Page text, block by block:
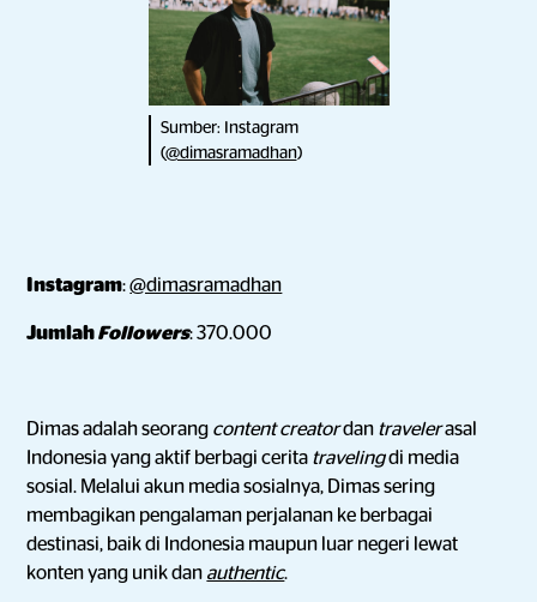
Sumber: Instagram
(@dimasramadhan)
Instagram:@dimasramadhan
JumlahFollowers: 370.000
Dimas adalah seorang content creatordan travelerasal
Indonesia yang aktif berbagi cerita travelingdi media
sosial. Melalui akun media sosialnya, Dimas sering
membagikan pengalaman perjalanan ke berbagai
destinasi, baik di Indonesia maupun luar negeri lewat
konten yang unik dan authentic.